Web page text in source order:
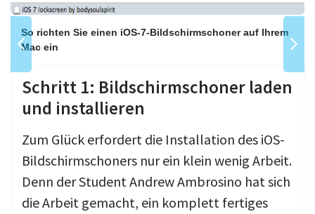
So richten Sie einen iOS-7-Bildschirmschoner auf Ihrem
Mac ein
Schritt 1: Bildschirmschoner laden
und installieren
Zum Glück erfordert die Installation des iOS-
Bildschirmschoners nur ein klein wenig Arbeit.
Denn der Student Andrew Ambrosino hat sich
die Arbeit gemacht, ein komplett fertiges